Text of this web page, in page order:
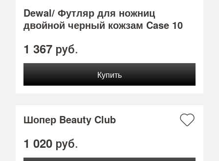
Dewal/ Футляр для ножниц
двойной черный кожзам Case 10
1 367 руб.
Шопер Beauty Club
1 020 руб.